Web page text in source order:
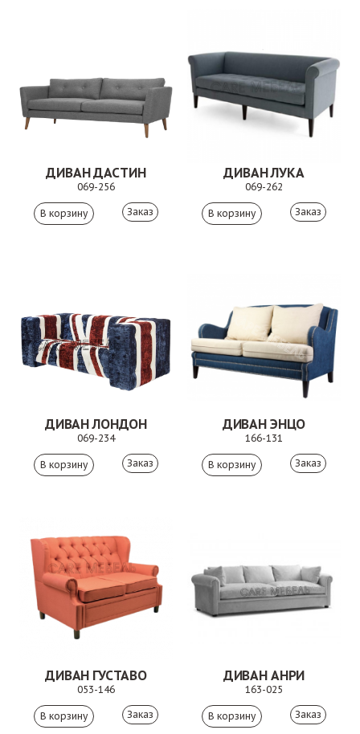
ДИВАН ДАСТИН
069-256
Заказ
ДИВАН ЛУКА
069-262
Заказ
ДИВАН ЛОНДОН
069-234
Заказ
ДИВАН ЭНЦО
166-131
Заказ
ДИВАН ГУСТАВО
053-146
Заказ
ДИВАН АНРИ
163-025
Заказ